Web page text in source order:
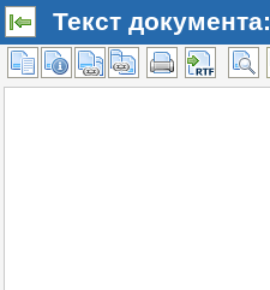
Текст документа: